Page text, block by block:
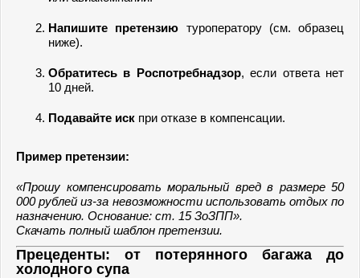
Напишите претензию туроператору (см. образец
ниже).
Обратитесь в Роспотребнадзор, если ответа нет
10 дней.
Подавайте иск при отказе в компенсации.
Пример претензии:
«Прошу компенсировать моральный вред в размере 50
000 рублей из-за невозможности использовать отдых по
назначению. Основание: ст. 15 ЗоЗПП».
Скачать полный шаблон претензии.
Прецеденты: от потерянного багажа до
холодного супа